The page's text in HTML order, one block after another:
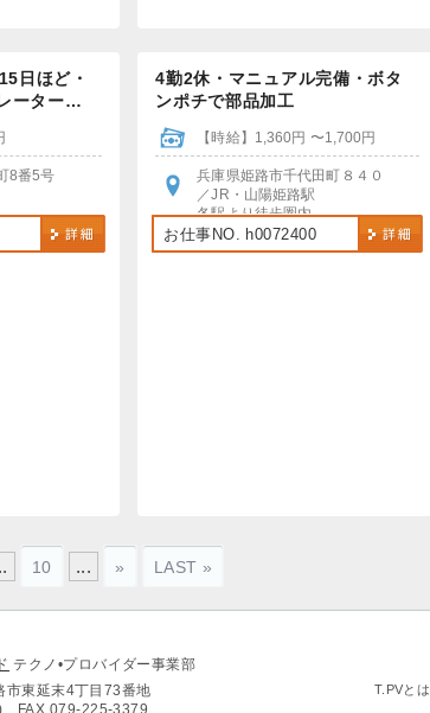
日ほど・
ーター…
8番5号
から徒歩15分
4勤2休・マニュアル完備・ボタ
ンポチで部品加工
【時給】1,360円 〜1,700円
兵庫県姫路市千代田町８４０
／JR・山陽姫路駅
各駅より徒歩圏内
車・バイク・自転車通勤OK（規定あり）
お仕事NO. h0072400
10 ... » LAST »
テクノ•プロバイダー事業部
東延末4丁目73番地
FAX.079-225-3379
T.PVとは